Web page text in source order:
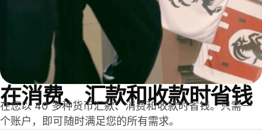
在消费、汇款和收款时省钱
在您以 40 多种货币汇款、消费和收款时省钱。只需一
个账户，即可随时满足您的所有需求。